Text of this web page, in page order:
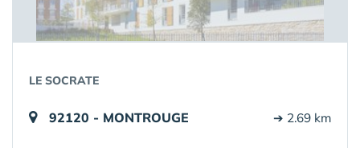
LE SOCRATE
92120 - MONTROUGE ➔ 2.69 km